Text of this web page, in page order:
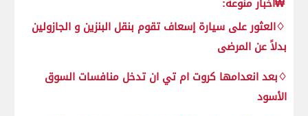
♢العثور على سيارة إسعاف تقوم بنقل البنزين و الجازولين
بدلاً عن المرضى
♢بعد انعدامها كروت ام تي ان تدخل منافسات السوق
الأسود